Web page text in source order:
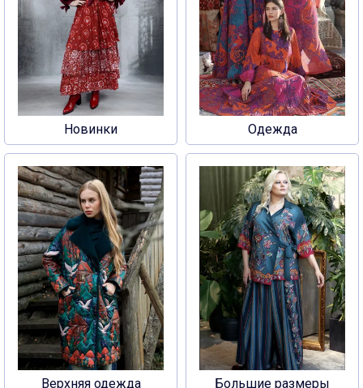
Новинки Одежда
Верхняя одежда Большие размеры